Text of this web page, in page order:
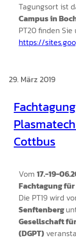
Tagungsort ist
Campus in
PT20 finden
https://
29. März 2019
Cottbus
Vom 17.-19-
Fachtagung
Die PT19 wird
Senftenberg
Gesellschaft
(DGPT)